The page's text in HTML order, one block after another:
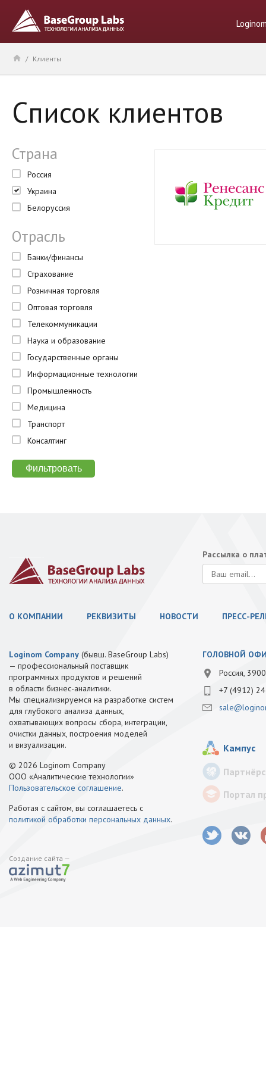
/ Клиенты
Список клиентов
Страна
Россия
Украина
Белоруссия
Отрасль
Банки/финансы
Страхование
Розничная торговля
Оптовая торговля
Телекоммуникации
Наука и образование
Государственные органы
Информационные технологии
Промышленность
Медицина
Транспорт
Консалтинг
Рассылка о
О КОМПАНИИ РЕКВИЗИТЫ НОВОСТИ ПРЕСС-
Loginom Company (бывш. BaseGroup Labs)
— профессиональный поставщик
программных продуктов и решений
в области бизнес-аналитики.
Мы специализируемся на разработке систем
для глубокого анализа данных,
охватывающих вопросы сбора, интеграции,
очистки данных, построения моделей
и визуализации.
© 2026 Loginom Company
ООО «Аналитические технологии»
Пользовательское соглашение.
Работая с сайтом, вы соглашаетесь с
политикой обработки персональных данных.
Создание сайта —
ГОЛОВНОЙ
Россия,
+7 (4912)
Кампус
Портал